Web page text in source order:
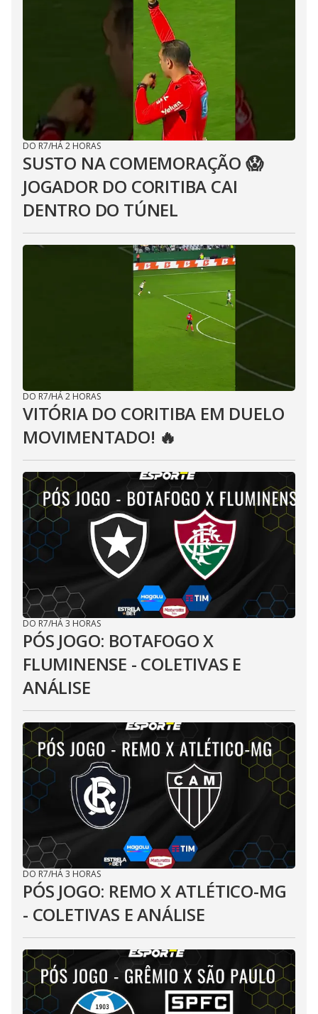
DO R7/HÁ 2 HORAS
SUSTO NA COMEMORAÇÃO 😱
JOGADOR DO CORITIBA CAI
DENTRO DO TÚNEL
DO R7/HÁ 2 HORAS
VITÓRIA DO CORITIBA EM DUELO
MOVIMENTADO! 🔥
DO R7/HÁ 3 HORAS
PÓS JOGO: BOTAFOGO X
FLUMINENSE - COLETIVAS E
ANÁLISE
DO R7/HÁ 3 HORAS
PÓS JOGO: REMO X ATLÉTICO-MG
- COLETIVAS E ANÁLISE